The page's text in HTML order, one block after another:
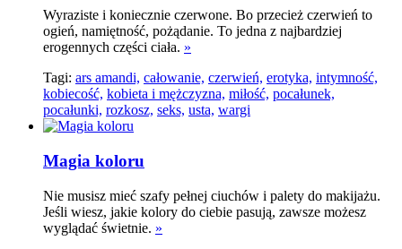
Wyraziste i koniecznie czerwone. Bo przecież czerwień to
ogień, namiętność, pożądanie. To jedna z najbardziej
erogennych części ciała. »
Tagi: ars amandi, całowanie, czerwień, erotyka, intymność,
kobiecość, kobieta i mężczyzna, miłość, pocałunek,
pocałunki, rozkosz, seks, usta, wargi
Magia koloru
Nie musisz mieć szafy pełnej ciuchów i palety do makijażu.
Jeśli wiesz, jakie kolory do ciebie pasują, zawsze możesz
wyglądać świetnie. »